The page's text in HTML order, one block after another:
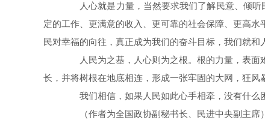
人心就是力量，当然要求我们了解民意、倾听
定的工作、更满意的收入、更可靠的社会保障、更高
民对幸福的向往，真正成为我们的奋斗目标，我们就和
人民为之基，人心则为之根。根的力量，表面
长，并将树根在地底相连，形成一张牢固的大网，狂
我们相信，如果人民如此心手相牵，没有什么
（作者为全国政协副秘书长、民进中央副主席